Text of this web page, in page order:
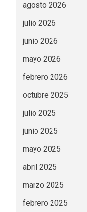
agosto 2026
julio 2026
junio 2026
mayo 2026
febrero 2026
octubre 2025
julio 2025
junio 2025
mayo 2025
abril 2025
marzo 2025
febrero 2025